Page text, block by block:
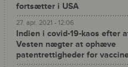
fortsætter i USA
27. apr. 2021 - 12:06
Indien i covid-19-kaos efter
Vesten nægter at ophæve
patentrettigheder for